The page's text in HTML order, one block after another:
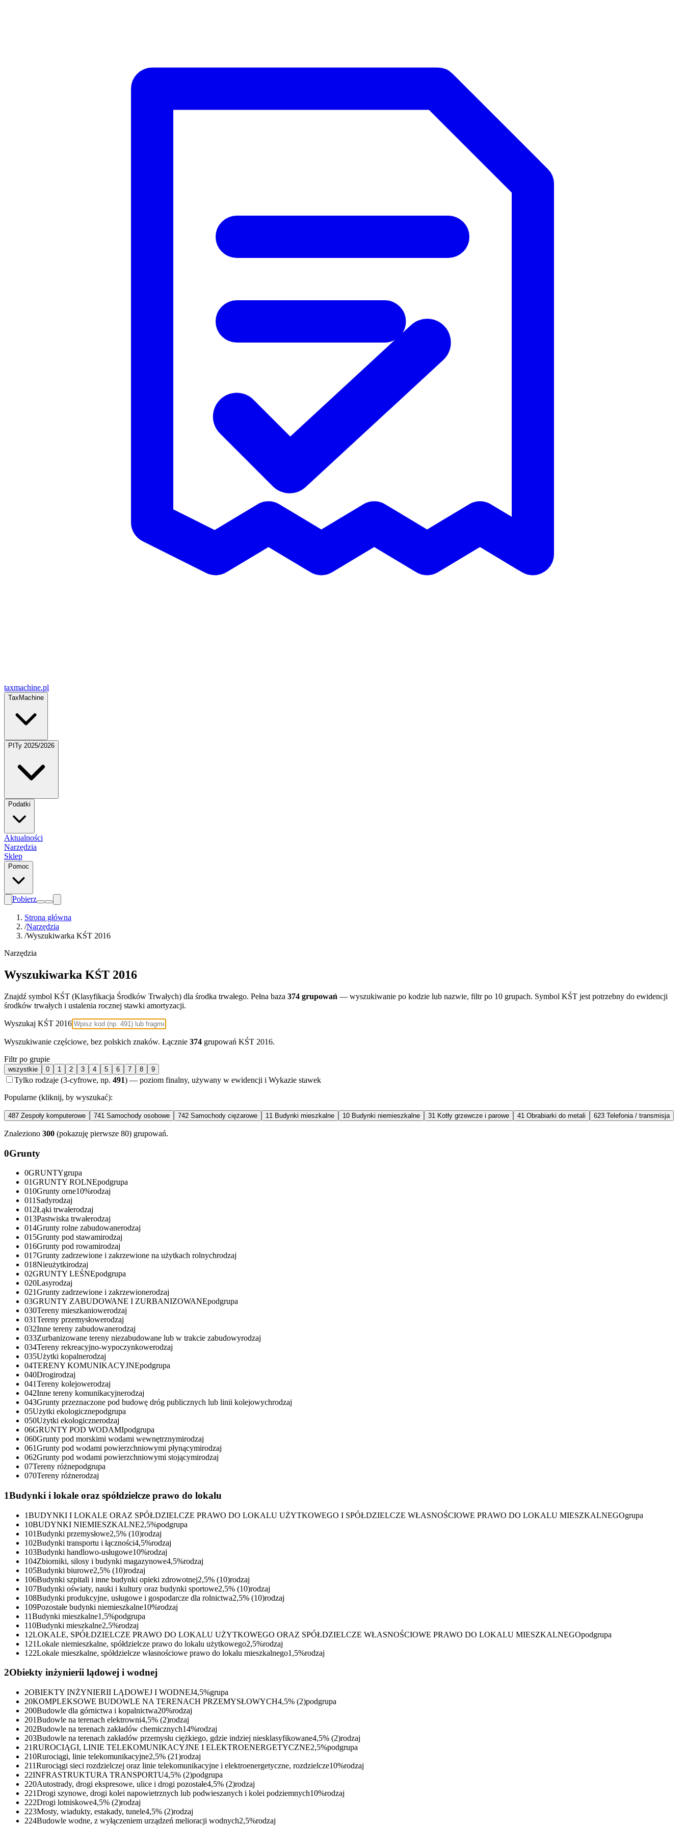
taxmachine.pl
TaxMachine
PITy 2025/2026
Podatki
Aktualności
Narzędzia
Sklep
Pomoc
Pobierz
Strona główna
/Narzędzia
/Wyszukiwarka KŚT 2016
Narzędzia
Wyszukiwarka KŚT 2016
Znajdź symbol KŚT (Klasyfikacja Środków Trwałych) dla środka trwałego. Pełna baza 374 grupowań — wyszukiwanie po kodzie lub nazwie, filtr po 10 grupach. Symbol KŚT jest potrzebny do ewidencji
środków trwałych i ustalenia rocznej stawki amortyzacji.
Wyszukaj KŚT 2016
Wyszukiwanie częściowe, bez polskich znaków. Łącznie 374 grupowań KŚT 2016.
Filtr po grupie
wszystkie 0 1 2 3 4 5 6 7 8 9
Tylko rodzaje (3-cyfrowe, np. 491) — poziom finalny, używany w ewidencji i Wykazie stawek
Popularne (kliknij, by wyszukać):
487 Zespoły komputerowe 741 Samochody osobowe 742 Samochody ciężarowe 11 Budynki mieszkalne 10 Budynki niemieszkalne 31 Kotły grzewcze i parowe 41 Obrabiarki do metali 623 Telefonia / transmisja
Znaleziono 300 (pokazuję pierwsze 80) grupowań.
0Grunty
0GRUNTYgrupa
01GRUNTY ROLNEpodgrupa
010Grunty orne10%rodzaj
011 Sadyrodzaj
012Łąki trwałerodzaj
013Pastwiska trwałerodzaj
014Grunty rolne zabudowanerodzaj
015Grunty pod stawamirodzaj
016Grunty pod rowamirodzaj
017Grunty zadrzewione i zakrzewione na użytkach rolnychrodzaj
018Nieużytkirodzaj
02GRUNTY LEŚNEpodgrupa
020Lasyrodzaj
021Grunty zadrzewione i zakrzewionerodzaj
03GRUNTY ZABUDOWANE I ZURBANIZOWANEpodgrupa
030Tereny mieszkaniowerodzaj
031Tereny przemysłowerodzaj
032Inne tereny zabudowanerodzaj
033Zurbanizowane tereny niezabudowane lub w trakcie zabudowyrodzaj
034Tereny rekreacyjno-wypoczynkowerodzaj
035Użytki kopalnerodzaj
04TERENY KOMUNIKACYJNEpodgrupa
040Drogirodzaj
041Tereny kolejowerodzaj
042Inne tereny komunikacyjnerodzaj
043Grunty przeznaczone pod budowę dróg publicznych lub linii kolejowychrodzaj
05Użytki ekologicznepodgrupa
050Użytki ekologicznerodzaj
06GRUNTY POD WODAMIpodgrupa
060Grunty pod morskimi wodami wewnętrznymirodzaj
061Grunty pod wodami powierzchniowymi płynącymirodzaj
062Grunty pod wodami powierzchniowymi stojącymirodzaj
07Tereny różnepodgrupa
070Tereny różnerodzaj
1Budynki i lokale oraz spółdzielcze prawo do lokalu
1BUDYNKI I LOKALE ORAZ SPÓŁDZIELCZE PRAWO DO LOKALU UŻYTKOWEGO I SPÓŁDZIELCZE WŁASNOŚCIOWE PRAWO DO LOKALU MIESZKALNEGOgrupa
10BUDYNKI NIEMIESZKALNE2,5%podgrupa
101Budynki przemysłowe2,5% (10)rodzaj
102Budynki transportu i łączności4,5%rodzaj
103Budynki handlowo-usługowe10%rodzaj
104Zbiorniki, silosy i budynki magazynowe4,5%rodzaj
105Budynki biurowe2,5% (10)rodzaj
106Budynki szpitali i inne budynki opieki zdrowotnej2,5% (10)rodzaj
107Budynki oświaty, nauki i kultury oraz budynki sportowe2,5% (10)rodzaj
108Budynki produkcyjne, usługowe i gospodarcze dla rolnictwa2,5% (10)rodzaj
109Pozostałe budynki niemieszkalne10%rodzaj
11Budynki mieszkalne1,5%podgrupa
110Budynki mieszkalne2,5%rodzaj
12LOKALE, SPÓŁDZIELCZE PRAWO DO LOKALU UŻYTKOWEGO ORAZ SPÓŁDZIELCZE WŁASNOŚCIOWE PRAWO DO LOKALU MIESZKALNEGOpodgrupa
121Lokale niemieszkalne, spółdzielcze prawo do lokalu użytkowego2,5%rodzaj
122Lokale mieszkalne, spółdzielcze własnościowe prawo do lokalu mieszkalnego1,5%rodzaj
2Obiekty inżynierii lądowej i wodnej
2OBIEKTY INŻYNIERII LĄDOWEJ I WODNEJ4,5%grupa
20KOMPLEKSOWE BUDOWLE NA TERENACH PRZEMYSŁOWYCH4,5% (2)podgrupa
200Budowle dla górnictwa i kopalnictwa20%rodzaj
201Budowle na terenach elektrowni4,5% (2)rodzaj
202Budowle na terenach zakładów chemicznych14%rodzaj
203Budowle na terenach zakładów przemysłu ciężkiego, gdzie indziej niesklasyfikowane4,5% (2)rodzaj
21RUROCIĄGI, LINIE TELEKOMUNIKACYJNE I ELEKTROENERGETYCZNE2,5%podgrupa
210Rurociągi, linie telekomunikacyjne2,5% (21)rodzaj
211Rurociągi sieci rozdzielczej oraz linie telekomunikacyjne i elektroenergetyczne, rozdzielcze10%rodzaj
22INFRASTRUKTURA TRANSPORTU4,5% (2)podgrupa
220Autostrady, drogi ekspresowe, ulice i drogi pozostałe4,5% (2)rodzaj
221Drogi szynowe, drogi kolei napowietrznych lub podwieszanych i kolei podziemnych10%rodzaj
222Drogi lotniskowe4,5% (2)rodzaj
223Mosty, wiadukty, estakady, tunele4,5% (2)rodzaj
224Budowle wodne, z wyłączeniem urządzeń melioracji wodnych2,5%rodzaj